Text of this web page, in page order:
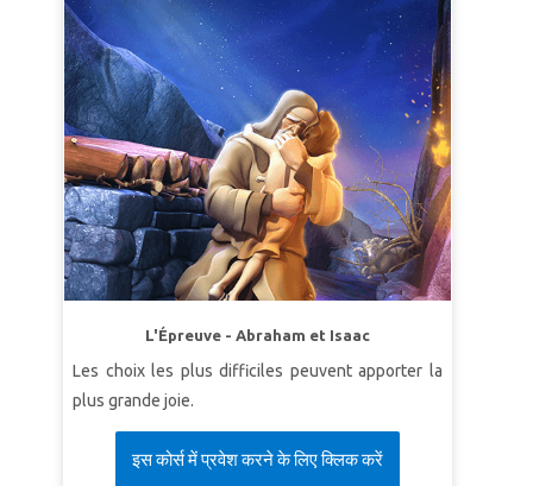
SuperVerset: “Je vous affranchirai des travaux
dont vous chargent les Égyptiens, je vous
délivrerai de leur servitude, et je vous sauverai à
bras étendu.” Exode 6: 6b (LSG)
L'Épreuve - Abraham et Isaac
Les choix les plus difficiles peuvent apporter la
plus grande joie.
इस कोर्स में प्रवेश करने के लिए क्लिक करें